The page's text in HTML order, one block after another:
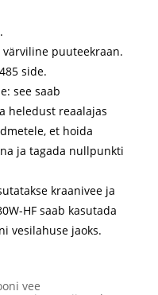
puuteekraan.
side.
see saab
heledust reaalajas
et hoida
ja tagada nullpunkti
kraanivee ja
HF saab kasutada
vesilahuse jaoks.
vee